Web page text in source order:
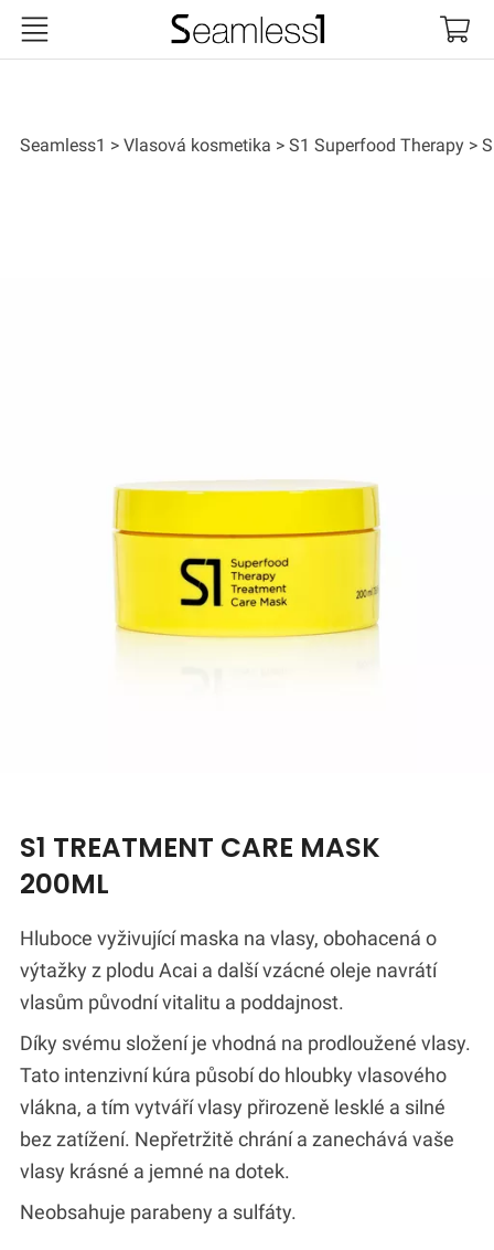
Seamless1 Vlasová kosmetika S1 Superfood Therapy
S1 TREATMENT CARE MASK
200ML
Hluboce vyživující maska ​​na vlasy, obohacená o
výtažky z plodu Acai a další vzácné oleje navrátí
vlasům původní vitalitu a poddajnost.
Díky svému složení je vhodná na prodloužené vlasy.
Tato intenzivní kúra působí do hloubky vlasového
vlákna, a tím vytváří vlasy přirozeně lesklé a silné
bez zatížení. Nepřetržitě chrání a zanechává vaše
vlasy krásné a jemné na dotek.
Neobsahuje parabeny a sulfáty.